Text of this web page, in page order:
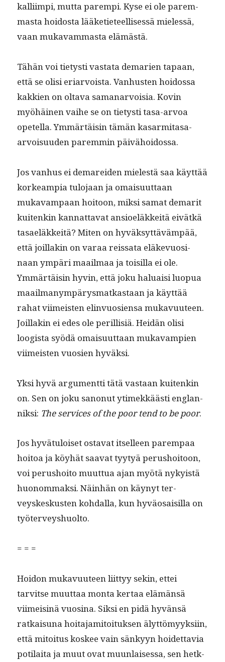
kalli­impi, mut­ta parem­pi. Kyse ei ole parem­
mas­ta hoi­dos­ta lääketi­eteel­lisessä mielessä,
vaan mukavam­mas­ta elämästä.
Tähän voi tietysti vas­ta­ta demarien tapaan,
että se olisi eri­ar­voista. Van­hus­ten hoi­dos­sa
kakkien on olta­va sama­nar­voisia. Kovin
myöhäi­nen vai­he se on tietysti tasa-arvoa
opetel­la. Ymmärtäisin tämän kasar­mi­tasa-
arvoisu­u­den parem­min päivähoidossa.
Jos van­hus ei demarei­den mielestä saa käyt­tää
korkeampia tulo­jaan ja omaisu­ut­taan
mukavam­paan hoitoon, mik­si samat demar­it
kuitenkin kan­nat­ta­vat ansioeläkkeitä eivätkä
tasaeläkkeitä? Miten on hyväksyt­täväm­pää,
että joil­lakin on varaa reis­sa­ta eläke­vu­osi­
naan ympäri maail­maa ja toisil­la ei ole.
Ymmärtäisin hyvin, että joku halu­aisi luop­ua
maail­manympärys­matkas­taan ja käyt­tää
rahat viimeis­ten elin­vu­osien­sa mukavu­u­teen.
Joil­lakin ei edes ole per­il­lisiä. Hei­dän olisi
loogista syödä omaisu­ut­taan mukavampi­en
viimeis­ten vuosien hyväksi.
Yksi hyvä argu­ment­ti tätä vas­taan kuitenkin
on. Sen on joku sanonut ytimekkäästi englan­
niksi: The ser­vices of the poor tend to be poor.
Jos hyvä­tu­loiset osta­vat itselleen parem­paa
hoitoa ja köy­hät saa­vat tyy­tyä perushoitoon,
voi perushoito muut­tua ajan myötä nyky­istä
huonom­mak­si. Näin­hän on käynyt ter­
veyskeskusten kohdal­la, kun hyväo­saisil­la on
työterveyshuolto.
= = =
Hoidon mukavu­u­teen liit­tyy sekin, ettei
tarvitse muut­taa mon­ta ker­taa elämän­sä
viimeis­inä vuosi­na. Sik­si en pidä hyvän­sä
ratkaisuna hoita­jami­toituk­sen älyt­tömyyk­si­in,
että mitoi­tus kos­kee vain sänkyyn hoidet­tavia
poti­lai­ta ja muut ovat muun­laises­sa, sen het­k­